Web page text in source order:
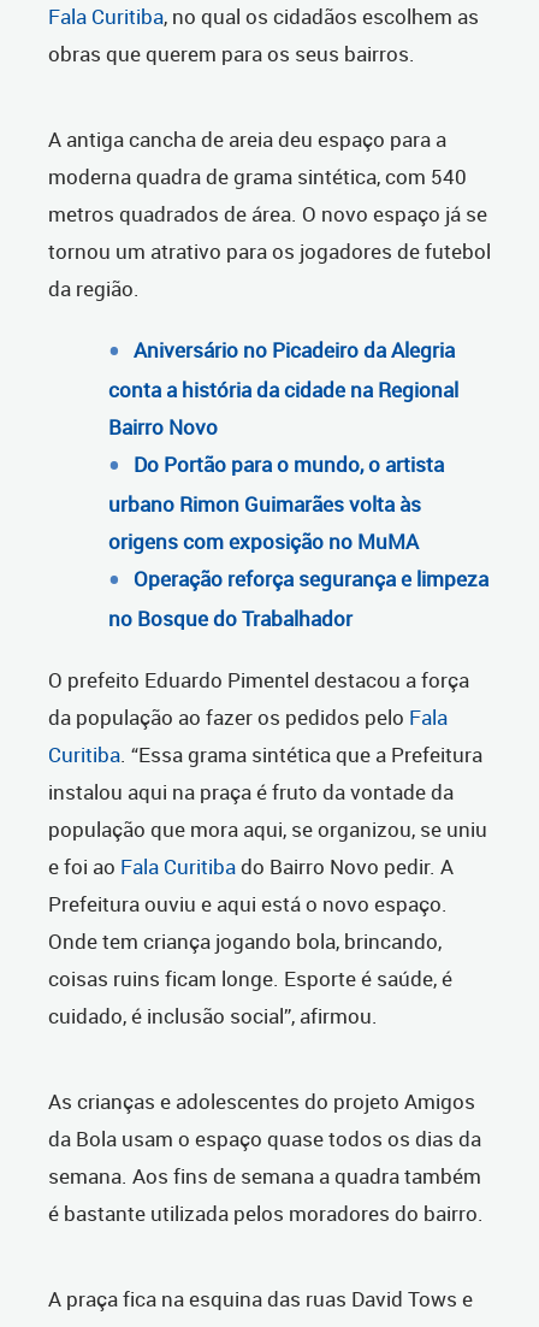
Fala Curitiba, no qual os cidadãos escolhem as
obras que querem para os seus bairros.
A antiga cancha de areia deu espaço para a
moderna quadra de grama sintética, com 540
metros quadrados de área. O novo espaço já se
tornou um atrativo para os jogadores de futebol
da região.
Aniversário no Picadeiro da Alegria
conta a história da cidade na Regional
Bairro Novo
Do Portão para o mundo, o artista
urbano Rimon Guimarães volta às
origens com exposição no MuMA
Operação reforça segurança e limpeza
no Bosque do Trabalhador
O prefeito Eduardo Pimentel destacou a força
da população ao fazer os pedidos pelo Fala
Curitiba . “Essa grama sintética que a Prefeitura
instalou aqui na praça é fruto da vontade da
população que mora aqui, se organizou, se uniu
e foi ao Fala Curitibado Bairro Novo pedir. A
Prefeitura ouviu e aqui está o novo espaço.
Onde tem criança jogando bola, brincando,
coisas ruins ficam longe. Esporte é saúde, é
cuidado, é inclusão social”, afirmou.
As crianças e adolescentes do projeto Amigos
da Bola usam o espaço quase todos os dias da
semana. Aos fins de semana a quadra também
é bastante utilizada pelos moradores do bairro.
A praça fica na esquina das ruas David Tows e